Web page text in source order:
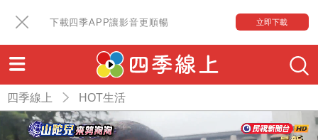
下載四季APP讓影音更順暢 立即下載
四季線上 HOT生活